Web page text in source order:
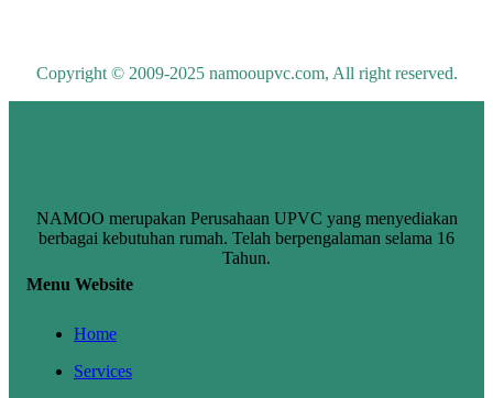
Copyright © 2009-2025 namooupvc.com, All right reserved.
NAMOO merupakan Perusahaan UPVC yang menyediakan
berbagai kebutuhan rumah. Telah berpengalaman selama 16
Tahun.
Menu Website
Home
Services